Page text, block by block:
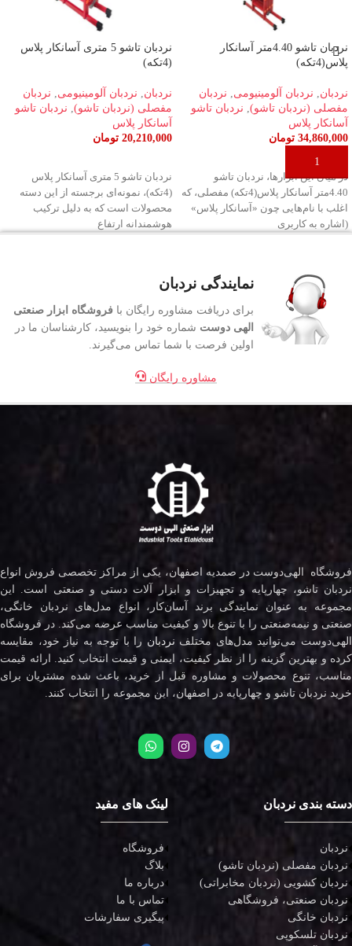
نردبان تاشو 4.40متر آسانکار
پلاس(4تکه)
نردبان, نردبان آلومینیومی, نردبان
مفصلی (نردبان تاشو), نردبان تاشو
آسانکار پلاس
34,860,000 تومان
افزودن به سبد خرید
در میان این ابزارها، نردبان تاشو
4.40متر آسانکار پلاس(4تکه) مفصلی، که
اغلب با نام‌هایی چون «آسانکار پلاس»
(اشاره به کاربری
نردبان تاشو 5 متری آسانکار پلاس
(4تکه)
نردبان, نردبان آلومینیومی, نردبان
مفصلی (نردبان تاشو), نردبان تاشو
آسانکار پلاس
20,210,000 تومان
نردبان تاشو 5 متری آسانکار پلاس
(4تکه)، نمونه‌ای برجسته از این دسته
محصولات است که به دلیل ترکیب
هوشمندانه ارتفاع
نمایندگی نردبان
برای دریافت مشاوره رایگان با فروشگاه ابزار صنعتی
الهی دوست شماره خود را بنویسید، کارشناسان ما در
اولین فرصت با شما تماس می‌گیرند.
مشاوره رایگان
فروشگاه الهی‌دوست در صمدیه اصفهان، یکی از مراکز تخصصی فروش انواع
نردبان تاشو، چهارپایه و تجهیزات و ابزار آلات دستی و صنعتی است. این
مجموعه به عنوان نمایندگی برند آسان‌کار، انواع مدل‌های نردبان خانگی،
صنعتی و نیمه‌صنعتی را با تنوع بالا و کیفیت مناسب عرضه می‌کند. در فروشگاه
الهی‌دوست می‌توانید مدل‌های مختلف نردبان را با توجه به نیاز خود، مقایسه
کرده و بهترین گزینه را از نظر کیفیت، ایمنی و قیمت انتخاب کنید. ارائه قیمت
مناسب، تنوع محصولات و مشاوره قبل از خرید، باعث شده مشتریان برای
خرید نردبان تاشو و چهارپایه در اصفهان، این مجموعه را انتخاب کنند.
دسته بندی نردبان
نردبان
نردبان مفصلی (نردبان تاشو)
نردبان کشویی (نردبان مخابراتی)
نردبان صنعتی، فروشگاهی
نردبان خانگی
نردبان تلسکوپی
لینک های مفید
فروشگاه
بلاگ
درباره ما
تماس با ما
پیگیری سفارشات